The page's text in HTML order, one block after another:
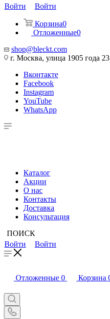
Войти
Войти
Корзина0
Отложенные0
shop@bleckt.com
г. Москва, улица 1905 года 23
Вконтакте
Facebook
Instagram
YouTube
WhatsApp
Каталог
Акции
О нас
Контакты
Доставка
Консультация
ПОИСК
Войти
Войти
Отложенные 0 Корзина